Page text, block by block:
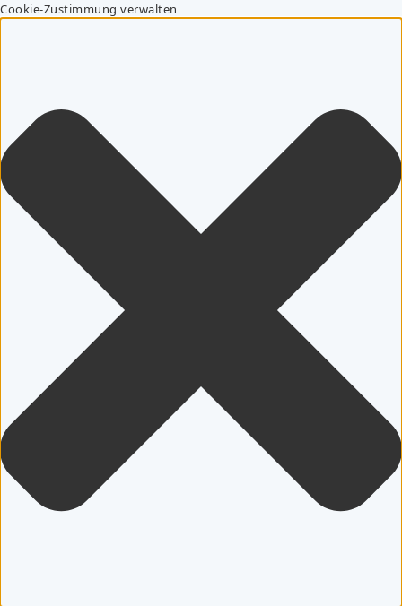
Cookie-Zustimmung verwalten